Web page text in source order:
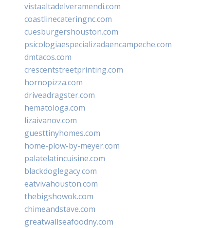
vistaaltadelveramendi.com
coastlinecateringnc.com
cuesburgershouston.com
psicologiaespecializadaencampeche.com
dmtacos.com
crescentstreetprinting.com
hornopizza.com
driveadragster.com
hematologa.com
lizaivanov.com
guesttinyhomes.com
home-plow-by-meyer.com
palatelatincuisine.com
blackdoglegacy.com
eatvivahouston.com
thebigshowok.com
chimeandstave.com
greatwallseafoodny.com